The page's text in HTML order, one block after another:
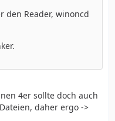
den Reader, winoncd
4er sollte doch auch
daher ergo ->